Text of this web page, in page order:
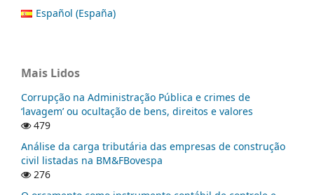
Español (España)
Mais Lidos
Corrupção na Administração Pública e crimes de
‘lavagem’ ou ocultação de bens, direitos e valores
479
Análise da carga tributária das empresas de construção
civil listadas na BM&FBovespa
276